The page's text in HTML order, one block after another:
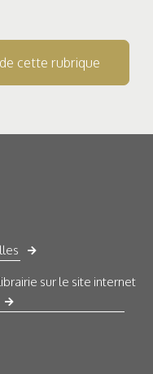
cette rubrique
sur le site internet